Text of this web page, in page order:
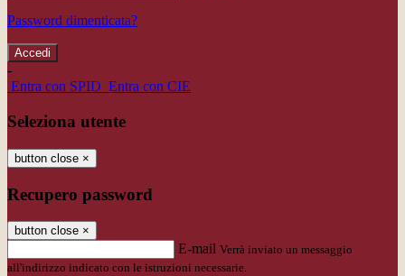
Password dimenticata?
-
Entra con SPID Entra con CIE
Seleziona utente
button close ×
Recupero password
button close ×
E-mail Verrà inviato un messaggio
all'indirizzo indicato con le istruzioni necessarie.